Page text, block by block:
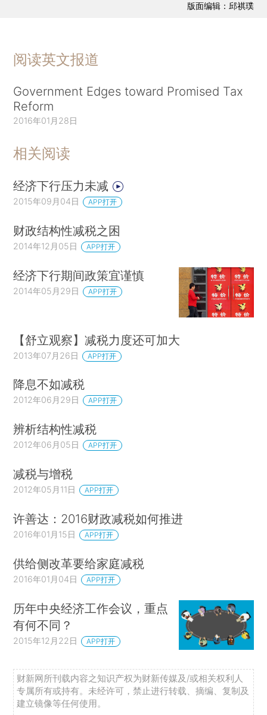
版面编辑：邱祺璞
阅读英文报道
Government Edges toward Promised Tax
Reform
2016年01月28日
相关阅读
经济下行压力未减
2015年09月04日 APP打开
财政结构性减税之困
2014年12月05日 APP打开
经济下行期间政策宜谨慎
2014年05月29日 APP打开
【舒立观察】减税力度还可加大
2013年07月26日 APP打开
降息不如减税
2012年06月29日 APP打开
辨析结构性减税
2012年06月05日 APP打开
减税与增税
2012年05月11日 APP打开
许善达：2016财政减税如何推进
2016年01月15日 APP打开
供给侧改革要给家庭减税
2016年01月04日 APP打开
历年中央经济工作会议，重点
有何不同？
2015年12月22日 APP打开
财新网所刊载内容之知识产权为财新传媒及/或相关权利人
专属所有或持有。未经许可，禁止进行转载、摘编、复制及
建立镜像等任何使用。